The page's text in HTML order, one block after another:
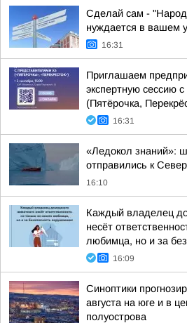
Сделай сам -
нуждается в вашем
16:31
Приглашаем
экспертную сессию
(Пятёрочка,
16:31
«Ледокол знаний»:
отправились к
16:10
Каждый владелец
несёт
любимца, но и за
16:09
Синоптики
августа на юге и в
полуострова